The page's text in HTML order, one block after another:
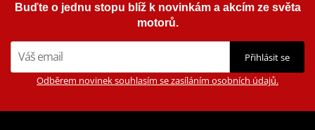
Buďte o jednu stopu blíž k novinkám a akcím ze světa
motorů.
Přihlásit se
Odběrem novinek souhlasím se zasíláním osobních údajů.